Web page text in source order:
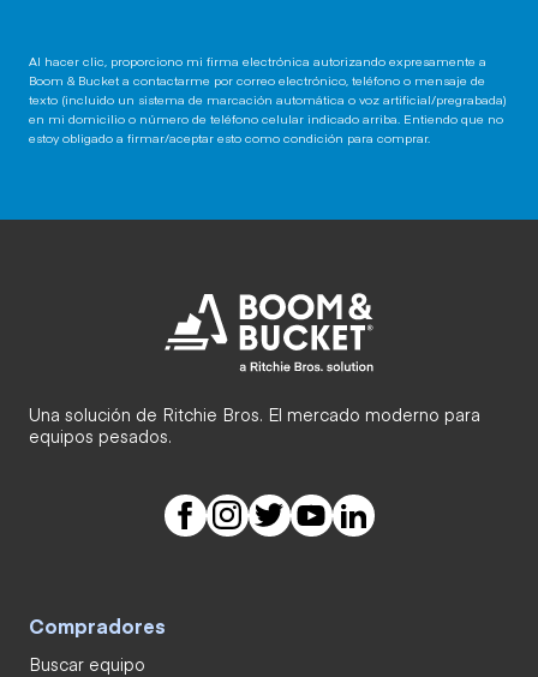
Al hacer clic, proporciono mi firma electrónica autorizando expresamente a
Boom & Bucket a contactarme por correo electrónico, teléfono o mensaje de
texto (incluido un sistema de marcación automática o voz artificial/pregrabada)
en mi domicilio o número de teléfono celular indicado arriba. Entiendo que no
estoy obligado a firmar/aceptar esto como condición para comprar.
Una solución de Ritchie Bros. El mercado moderno para
equipos pesados.
Compradores
Buscar equipo